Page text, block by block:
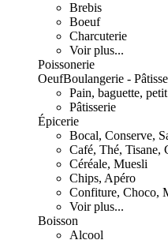
Brebis
Boeuf
Charcuterie
Voir plus...
Poissonerie
OeufBoulangerie -
Pain, baguette,
Pâtisserie
Épicerie
Bocal, Conserve,
Café, Thé, Tisane,
Céréale, Muesli
Chips, Apéro
Confiture, Choco,
Voir plus...
Boisson
Alcool